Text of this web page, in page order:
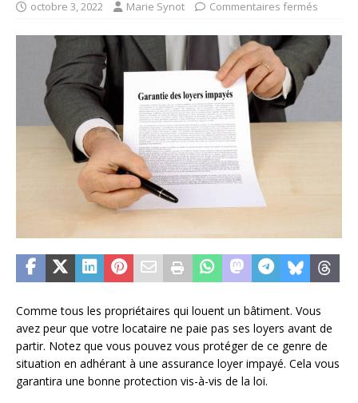
octobre 3, 2022 Marie Synot Commentaires fermés
Comme tous les propriétaires qui louent un bâtiment. Vous
avez peur que votre locataire ne paie pas ses loyers avant de
partir. Notez que vous pouvez vous protéger de ce genre de
situation en adhérant à une assurance loyer impayé. Cela vous
garantira une bonne protection vis-à-vis de la loi.